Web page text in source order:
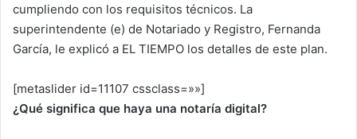
cumpliendo con los requisitos técnicos. La
superintendente (e) de Notariado y Registro, Fernanda
García, le explicó a EL TIEMPO los detalles de este plan.
[metaslider id=11107 cssclass=»»]
¿Qué significa que haya una notaría digital?